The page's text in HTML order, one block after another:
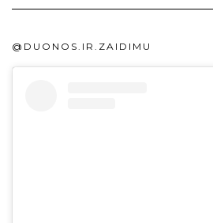
@DUONOS.IR.ZAIDIMU